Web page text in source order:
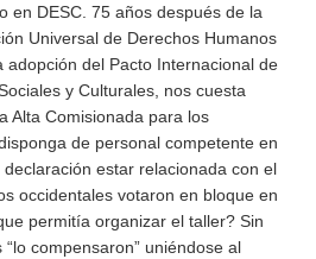
en DESC. 75 años después de la
Universal de Derechos Humanos
adopción del Pacto Internacional de
y Culturales, nos cuesta
Alta Comisionada para los
de personal competente en
estar relacionada con el
occidentales votaron en bloque en
permitía organizar el taller? Sin
compensaron” uniéndose al